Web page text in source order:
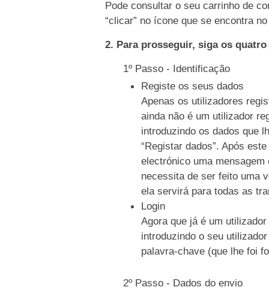
Pode consultar o seu carrinho de
“clicar” no ícone que se encontra
2. Para prosseguir, siga os
1º Passo - Identificação
Registe os seus dados
Apenas os utilizadores
ainda não é um utilizador
introduzindo os dados que
“Registar dados”. Após
electrónico uma
necessita de ser feito uma
ela servirá para todas as
Login
Agora que já é um
introduzindo o seu
palavra-chave (que lhe foi
2º Passo - Dados do envio